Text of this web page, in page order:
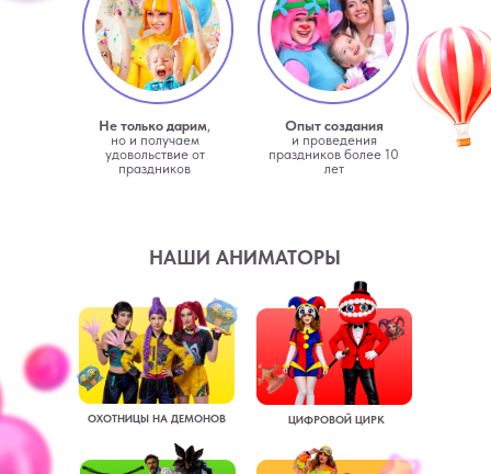
Не только дарим,
но и получаем
удовольствие от
праздников
Опыт создания
и проведения
праздников более 10
лет
ЦИФРОВОЙ ЦИРК
ОХОТНИЦЫ НА ДЕМОНОВ
НАШИ АНИМАТОРЫ